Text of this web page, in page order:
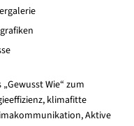
Wie“ zum
klimafitte
Aktive